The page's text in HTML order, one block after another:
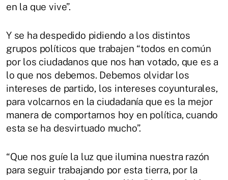
en la que vive”.
Y se ha despedido pidiendo a los distintos
grupos políticos que trabajen “todos en común
por los ciudadanos que nos han votado, que es a
lo que nos debemos. Debemos olvidar los
intereses de partido, los intereses coyunturales,
para volcarnos en la ciudadanía que es la mejor
manera de comportarnos hoy en política, cuando
esta se ha desvirtuado mucho”.
“Que nos guíe la luz que ilumina nuestra razón
para seguir trabajando por esta tierra, por la